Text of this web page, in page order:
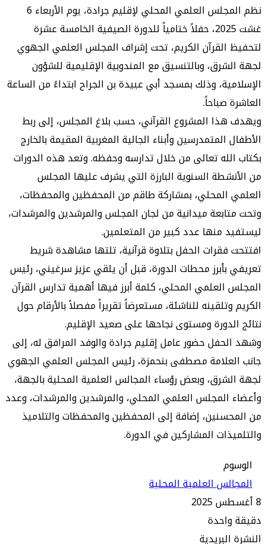
نظم المجلس العلمي المحلي لإقليم جرادة، يوم الأربعاء 6
غشت 2025، حفلاً ختامياً للدورة الصيفية الخامسة عشرة
القرآن الكريم، تحت إشراف المجلس العلمي الجهوي
وبالتنسيق مع المندوبية الإقليمية للشؤون
وذلك بمسجد أبي عبيدة بن الجراح ابتداءً من الساعة
صباحاً.
المشروع القرآني، حسب بلاغ المجلس، إلى ربط
المتمدرسين وأبناء الجالية المغربية المقيمة بالخارج
تعالى من خلال تدارسه وحفظه. وتعد هذه الدورات
السنوية البارزة التي يشرف عليها المجلس
المحلي، بمشاركة طاقم من المحفظين والمحفظات،
ميدانية من لجان المجلس والمرشدين والمرشدات،
منها عدد كبير من المتعلمين.
الحفل بتلاوة قرآنية، تلتها مشاهدة شريط
محطات الدورة، قبل أن يلقي عزيز سرغيني، رئيس
المحلي، كلمة أبرز فيها أهمية تدارس القرآن
للناشئة، مستعرضاً تقريراً مفصلاً بالأرقام حول
ومستوى نجاحها على صعيد الإقليم.
حضور عامل إقليم جرادة والوفد المرافق له، إلى
مصطفى بنحمزة، رئيس المجلس العلمي الجهوي
وبعض رؤساء المجالس العلمية المحلية بالجهة،
المجلس العلمي المحلي، والمرشدين والمرشدات، وعدد
إضافة إلى المحفظين والمحفظات والتلاميذ
المشاركين في الدورة.
العلمية المحلية